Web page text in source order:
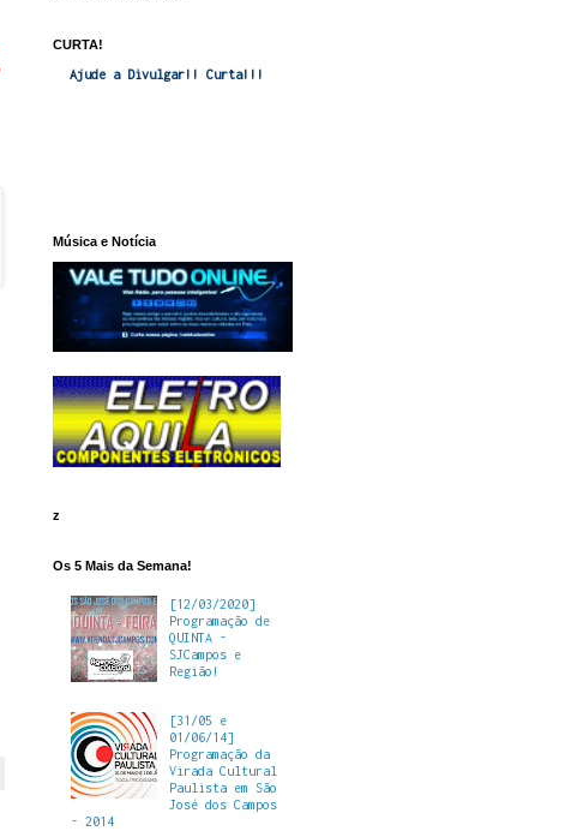
CURTA!
Ajude a Divulgar!! Curta!!!
Música e Notícia
z
Os 5 Mais da Semana!
[12/03/2020]
Programação de
QUINTA -
SJCampos e
Região!
[31/05 e
01/06/14]
Programação da
Virada Cultural
Paulista em São
José dos Campos
- 2014